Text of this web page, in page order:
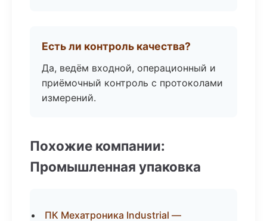
Есть ли контроль качества?
Да, ведём входной, операционный и
приёмочный контроль с протоколами
измерений.
Похожие компании:
Промышленная упаковка
ПК Мехатроника Industrial —